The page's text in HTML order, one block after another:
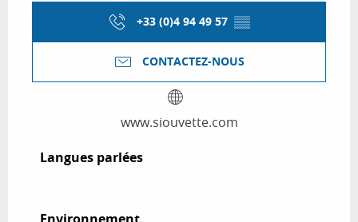
+33 (0)4 94 49 57 ▒▒
CONTACTEZ-NOUS
www.siouvette.com
Langues parlées
Langues parlées